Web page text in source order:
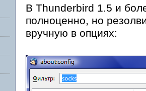
В Thunderbird 1.5 и
полноценно, но
вручную в опциях: